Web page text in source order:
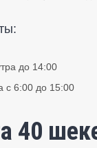
до 14:00
с 6:00 до 15:00
40